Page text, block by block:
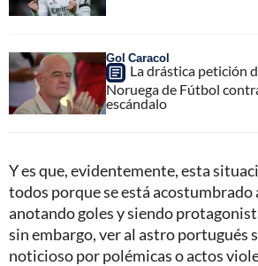
Gol Caracol
La drástica petición
Noruega de Fútbol
escándalo
Y es que, evidentemente, esta
todos porque se está acostumbrado
anotando goles y siendo
sin embargo, ver al astro portugués
noticioso por polémicas o actos